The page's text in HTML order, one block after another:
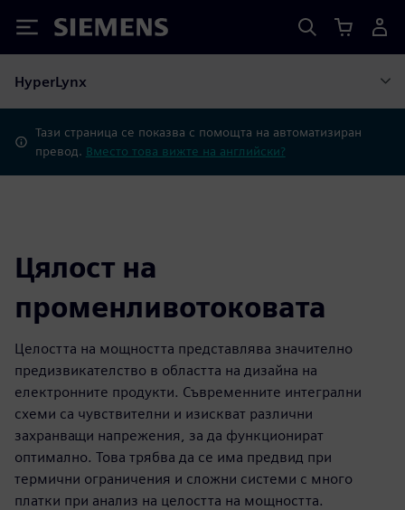
Siemens
HyperLynx
Тази страница се показва с помощта на автоматизиран
превод. Вместо това вижте на английски?
Цялост на
променливотоковата
Целостта на мощността представлява значително
предизвикателство в областта на дизайна на
електронните продукти. Съвременните интегрални
схеми са чувствителни и изискват различни
захранващи напрежения, за да функционират
оптимално. Това трябва да се има предвид при
термични ограничения и сложни системи с много
платки при анализ на целостта на мощността.